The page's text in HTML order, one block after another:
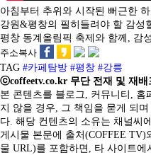
아침부터 추위와 시작된 뻐근한
강원&평창의 필히들려야 할 감성
평창 동계올림픽 축제와 함께, 감
주소복사
TAG #카페탐방 #평창 #강릉
ⓒcoffeetv.co.kr 무단 전재 및 재배
본 콘텐츠를 블로그, 커뮤니티, 홈
지 않을 경우, 그 책임을 묻게 되
다. 해당 컨텐츠의 소유는 채널씨
게시물 본문에 출처(COFFEE TV)
물 URL)를 포함하면, 타 사이트에